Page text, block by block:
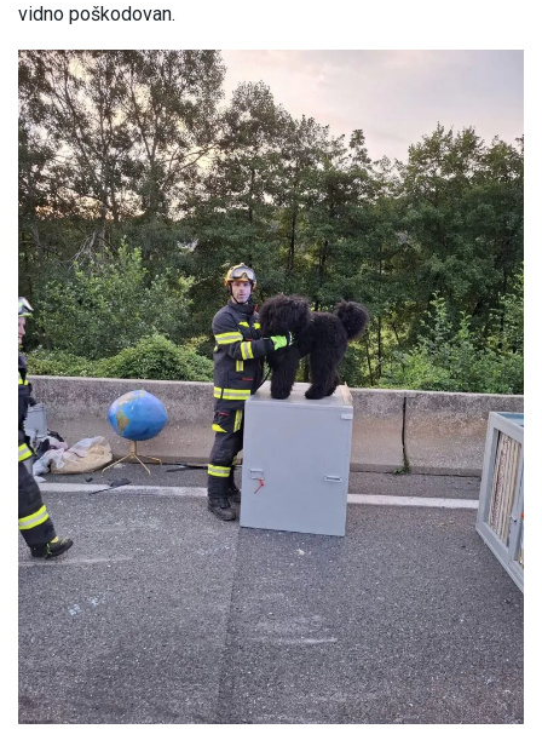
vidno poškodovan.